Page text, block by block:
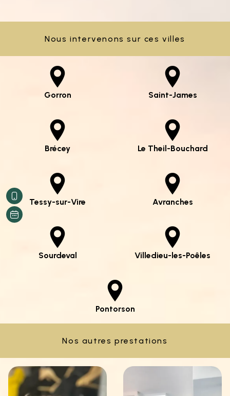
Nous intervenons sur ces villes
Gorron Saint-James
Brécey Le Theil-Bouchard
Tessy-sur-Vire Avranches
Sourdeval Villedieu-les-Poêles
Pontorson
Nos autres prestations